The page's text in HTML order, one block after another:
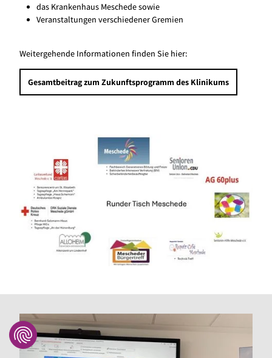
das Krankenhaus Meschede sowie
Veranstaltungen verschiedener Gremien
Weitergehende Informationen finden Sie hier:
Gesamtbeitrag zum Zukunftsprogramm des Klinikums